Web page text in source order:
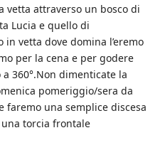
vetta attraverso un bosco di
Lucia e quello di
in vetta dove domina l’eremo
per la cena e per godere
360°.Non dimenticate la
pomeriggio/sera da
faremo una semplice discesa
torcia frontale